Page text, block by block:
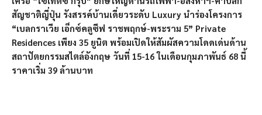
สัญชาติญี่ปุ่น รังสรรค์บ้านเดี่ยวระดับ Luxury นำร่องโครงการ
“เบลกราเวีย เอ็กซ์คลูซีฟ ราชพฤกษ์-พระราม 5” Private
Residences เพียง 35 ยูนิต พร้อมเปิดให้สัมผัสความโดดเด่นด้าน
สถาปัตยกรรมสไตล์อังกฤษ วันที่ 15-16 ในเดือนกุมภาพันธ์ 68 นี้
ราคาเริ่ม 39 ล้านบาท